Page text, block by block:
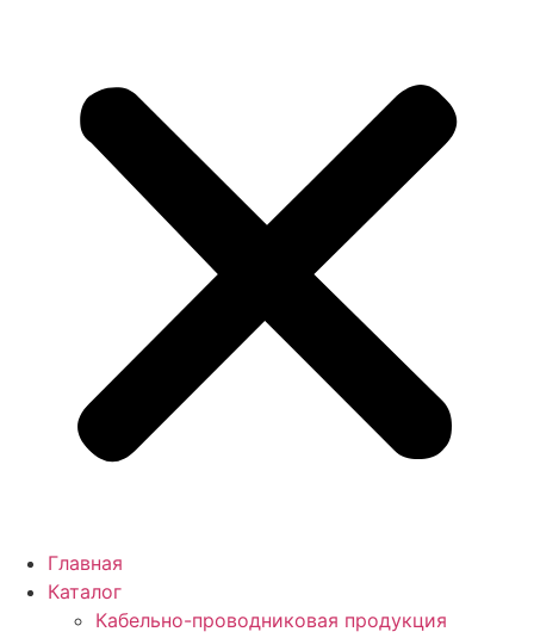
Главная
Каталог
Кабельно-проводниковая продукция